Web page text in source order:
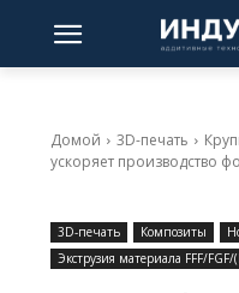
Домой 3D-печать
ускоряет производство
3D-печать Композиты
Экструзия материала FFF/FGF/